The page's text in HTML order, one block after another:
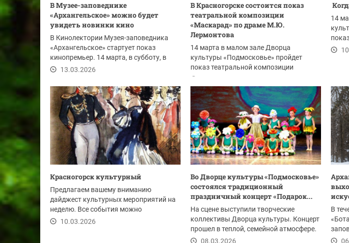
В Музее-заповеднике
«Архангельское» можно будет
увидеть новинки кино
В Кинолектории Музея-заповедника
«Архангельское» стартует показ
кинопремьер. 14 марта, в субботу, в
16:00...13.03.2026
В Красногорске состоится показ
театральной композиции
«Маскарад» по драме М.Ю.
Лермонтова
14 марта в малом зале Дворца
культуры «Подмосковье» пройдет
показ театральной композиции
«Маскарад» - интерпретации...
14
Красногорск культурный
Предлагаем вашему вниманию
дайджест культурных мероприятий на
неделю. Все события можно
посмотреть по ссылке.
10.03.2026
Во Дворце культуры «Подмосковье»
состоялся традиционный
праздничный концерт «Подарок...
На сцене выступили творческие
коллективы Дворца культуры. Концерт
прошел в теплой, семейной атмосфере.
08.03.2026
В